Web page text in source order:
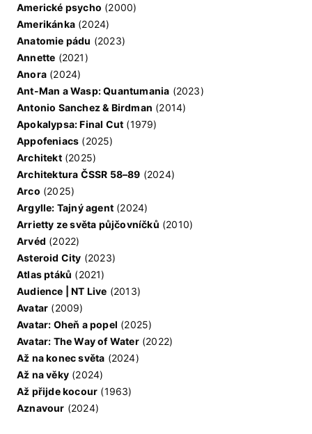
Americké psycho (2000)
Amerikánka (2024)
Anatomie pádu (2023)
Annette (2021)
Anora (2024)
Ant-Man a Wasp: Quantumania (2023)
Antonio Sanchez & Birdman (2014)
Apokalypsa: Final Cut (1979)
Appofeniacs (2025)
Architekt(2025)
Architektura ČSSR 58–89 (2024)
Arco (2025)
Argylle: Tajný agent (2024)
Arrietty ze světa půjčovníčků (2010)
Arvéd (2022)
Asteroid City (2023)
Atlas ptáků (2021)
Audience | NT Live (2013)
Avatar (2009)
Avatar: Oheň a popel (2025)
Avatar: The Way of Water(2022)
Až na konec světa (2024)
Až na věky (2024)
Až přijde kocour (1963)
Aznavour (2024)